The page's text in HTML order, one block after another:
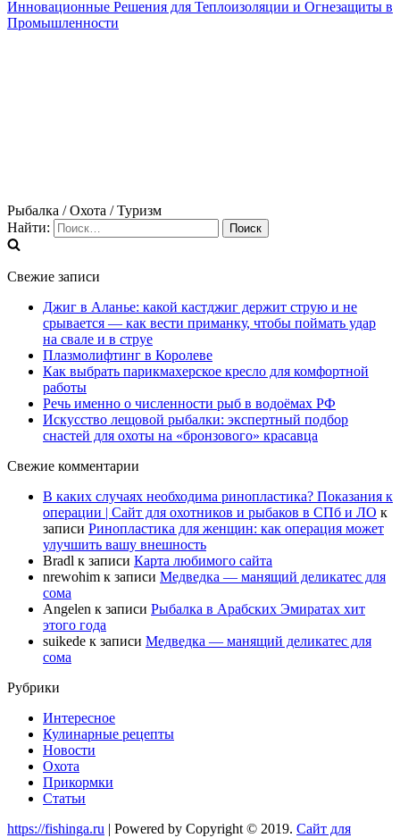
Инновационные Решения для Теплоизоляции и Огнезащиты в
Промышленности
Рыбалка / Охота / Туризм
Найти:
Свежие записи
Джиг в Аланье: какой кастджиг держит струю и не
срывается — как вести приманку, чтобы поймать удар
на свале и в струе
Плазмолифтинг в Королеве
Как выбрать парикмахерское кресло для комфортной
работы
Речь именно о численности рыб в водоёмах РФ
Искусство лещовой рыбалки: экспертный подбор
снастей для охоты на «бронзового» красавца
Свежие комментарии
В каких случаях необходима ринопластика? Показания к
операции | Сайт для охотников и рыбаков в СПб и ЛО к
записи Ринопластика для женщин: как операция может
улучшить вашу внешность
Bradl к записи Карта любимого сайта
nrewohim к записи Медведка — манящий деликатес для
сома
Angelen к записи Рыбалка в Арабских Эмиратах хит
этого года
suikede к записи Медведка — манящий деликатес для
сома
Рубрики
Интересное
Кулинарные рецепты
Новости
Охота
Прикормки
Статьи
https://fishinga.ru | Powered by Copyright © 2019. Сайт для